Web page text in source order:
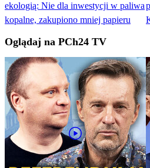
ekologią: Nie dla inwestycji w paliwa
kopalne, zakupiono mniej papieru
Oglądaj na PCh24 TV